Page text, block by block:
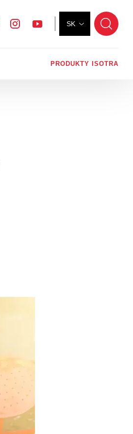
SK
YouTube
Instagram
Facebook
PRODUKTY ISOTRA